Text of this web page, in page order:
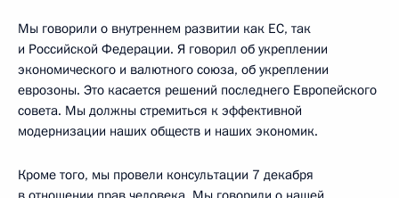
Мы говорили о внутреннем развитии как ЕС, так
и Российской Федерации. Я говорил об укреплении
экономического и валютного союза, об укреплении
еврозоны. Это касается решений последнего Европейского
совета. Мы должны стремиться к эффективной
модернизации наших обществ и наших экономик.
Кроме того, мы провели консультации 7 декабря